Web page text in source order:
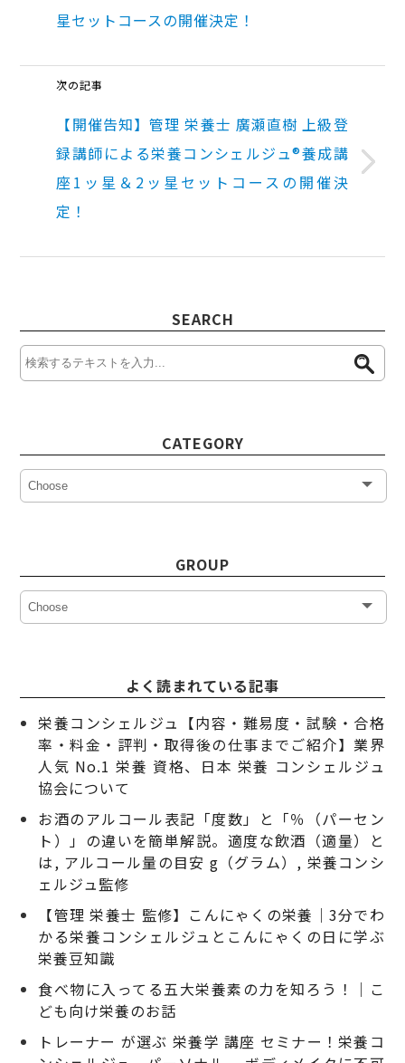
星セットコースの開催決定！
次の記事
【開催告知】管理 栄養士 廣瀬直樹 上級登
録講師による栄養コンシェルジュ®養成講
座1ッ星＆2ッ星セットコースの開催決
定！
SEARCH
CATEGORY
GROUP
よく読まれている記事
栄養コンシェルジュ【内容・難易度・試験・合格
率・料金・評判・取得後の仕事までご紹介】業界
人気 No.1 栄養 資格、日本 栄養 コンシェルジュ
協会について
お酒のアルコール表記「度数」と「％（パーセン
ト）」の違いを簡単解説。適度な飲酒（適量）と
は, アルコール量の目安 g（グラム）, 栄養コンシ
ェルジュ監修
【管理 栄養士 監修】こんにゃくの栄養｜3分でわ
かる栄養コンシェルジュとこんにゃくの日に学ぶ
栄養豆知識
食べ物に入ってる五大栄養素の力を知ろう！｜こ
ども向け栄養のお話
トレーナー が選ぶ 栄養学 講座 セミナー！栄養コ